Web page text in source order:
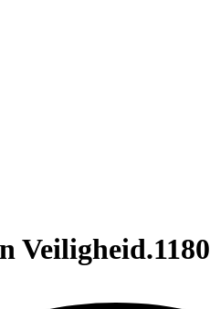
Veiligheid.1180